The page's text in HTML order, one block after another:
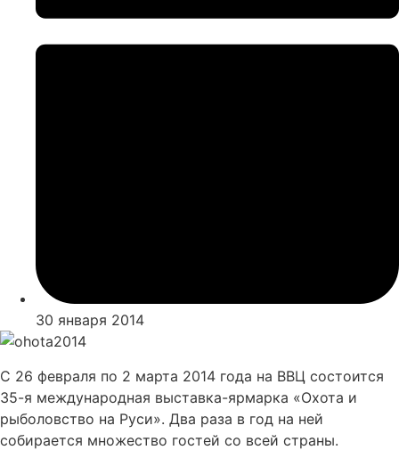
30 января 2014
С 26 февраля по 2 марта 2014 года на ВВЦ состоится
35-я международная выставка-ярмарка «Охота и
рыболовство на Руси». Два раза в год на ней
собирается множество гостей со всей страны.